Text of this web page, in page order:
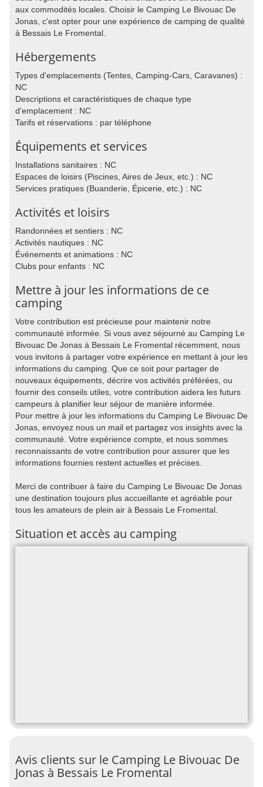
aux commodités locales. Choisir le Camping Le Bivouac De
Jonas, c'est opter pour une expérience de camping de qualité
à Bessais Le Fromental.
Hébergements
Types d'emplacements (Tentes, Camping-Cars, Caravanes) :
NC
Descriptions et caractéristiques de chaque type
d'emplacement : NC
Tarifs et réservations : par téléphone
Équipements et services
Installations sanitaires : NC
Espaces de loisirs (Piscines, Aires de Jeux, etc.) : NC
Services pratiques (Buanderie, Épicerie, etc.) : NC
Activités et loisirs
Randonnées et sentiers : NC
Activités nautiques : NC
Événements et animations : NC
Clubs pour enfants : NC
Mettre à jour les informations de ce
camping
Votre contribution est précieuse pour maintenir notre
communauté informée. Si vous avez séjourné au Camping Le
Bivouac De Jonas à Bessais Le Fromental récemment, nous
vous invitons à partager votre expérience en mettant à jour les
informations du camping. Que ce soit pour partager de
nouveaux équipements, décrire vos activités préférées, ou
fournir des conseils utiles, votre contribution aidera les futurs
campeurs à planifier leur séjour de manière informée.
Pour mettre à jour les informations du Camping Le Bivouac De
Jonas, envoyez nous un mail et partagez vos insights avec la
communauté. Votre expérience compte, et nous sommes
reconnaissants de votre contribution pour assurer que les
informations fournies restent actuelles et précises.
Merci de contribuer à faire du Camping Le Bivouac De Jonas
une destination toujours plus accueillante et agréable pour
tous les amateurs de plein air à Bessais Le Fromental.
Situation et accès au camping
Avis clients sur le Camping Le Bivouac De
Jonas à Bessais Le Fromental